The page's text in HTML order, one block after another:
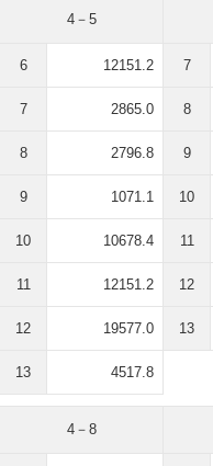
4－5
6 12151.2
7 2865.0
8 2796.8
9 1071.1
10 10678.4
11 12151.2
12 19577.0
13 4517.8
7
8
9
10
11
12
13
4－8